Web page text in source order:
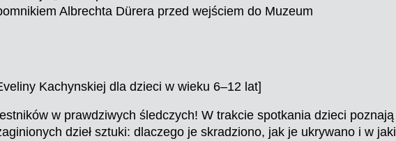
Albrechta Dürera przed wejściem do Muzeum
Kachynskiej dla dzieci w wieku 6–12 lat]
w prawdziwych śledczych! W trakcie spotkania dzieci poznają
dzieł sztuki: dlaczego je skradziono, jak je ukrywano i w jaki